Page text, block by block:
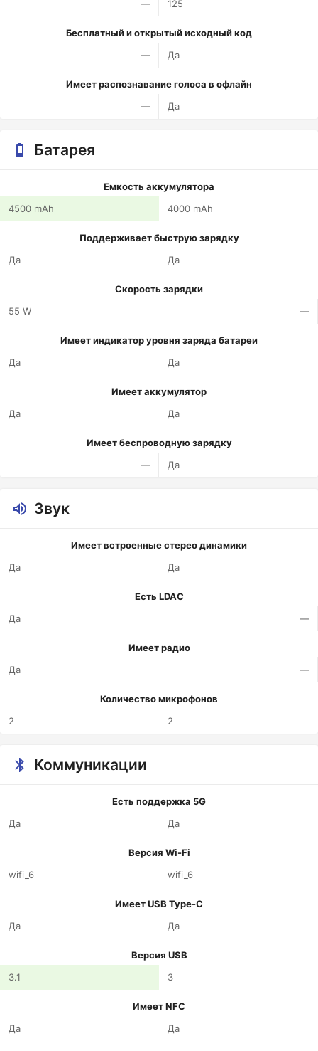
— 125
Бесплатный и открытый исходный код
—
Да
Имеет распознавание голоса в офлайн
—
Да
Батарея
Емкость аккумулятора
4500 mAh
4000 mAh
Поддерживает быструю зарядку
Да
Да
Скорость зарядки
55 W
—
Имеет индикатор уровня заряда батареи
Да
Да
Имеет аккумулятор
Да
Да
Имеет беспроводную зарядку
—
Да
Звук
Имеет встроенные стерео динамики
Да
Да
Есть LDAC
Да
—
Имеет радио
Да
—
Количество микрофонов
2
2
Коммуникации
Есть поддержка 5G
Да
Да
Версия Wi-Fi
wifi_6
wifi_6
Имеет USB Type-C
Да
Да
Версия USB
3.1
3
Имеет NFC
Да
Да